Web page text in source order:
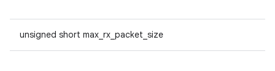
unsigned short max_rx_packet_size